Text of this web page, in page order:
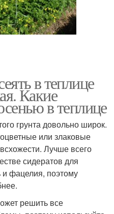
в теплице
Какие
в теплице
грунта довольно широк.
или злаковые
Лучше всего
сидератов для
фацелия, поэтому
решить все